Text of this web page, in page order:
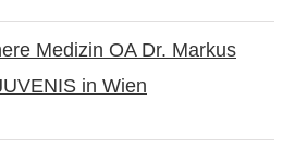
Medizin OA Dr. Markus
in Wien